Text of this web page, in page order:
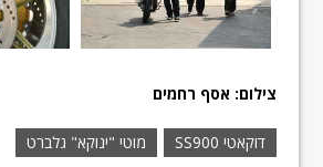
צילום: אסף רחמים
דוקאטי SS900 מוטי "ינוקא" גלברט